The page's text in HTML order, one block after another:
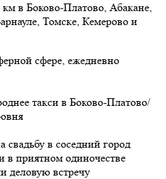
в Боково-Платово, Абакане,
Томске, Кемерово и
сфере, ежедневно
такси в Боково-Платово/
свадьбу в соседний город
в приятном одиночестве
деловую встречу